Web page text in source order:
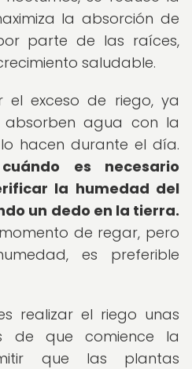
la absorción de
parte de las raíces,
saludable.
el exceso de riego, ya
agua con la
hacen durante el día.
es necesario
la humedad del
un dedo en la tierra.
de regar, pero
es preferible
realizar el riego unas
de que comience la
que las plantas